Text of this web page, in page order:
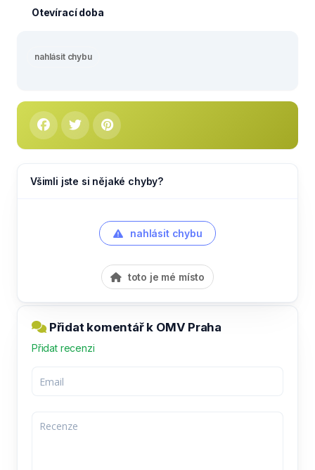
Otevírací doba
nahlásit chybu
Všimli jste si nějaké chyby?
nahlásit chybu
toto je mé místo
Přidat komentář k OMV Praha
Přidat recenzi